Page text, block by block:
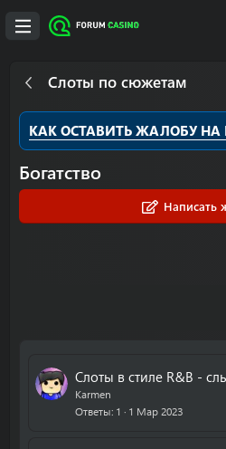
Слоты по сюжетам
КАК ОСТАВИТЬ ЖАЛОБУ НА
Богатство
Написать
Слоты в стиле R&B -
Karmen
Ответы 1 1 Мар 2023